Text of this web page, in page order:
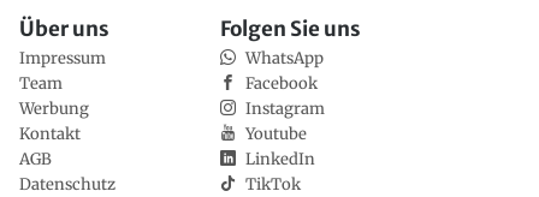
Über uns
Impressum
Team
Werbung
Kontakt
AGB
Datenschutz
Folgen Sie uns
WhatsApp
Facebook
Instagram
Youtube
LinkedIn
TikTok